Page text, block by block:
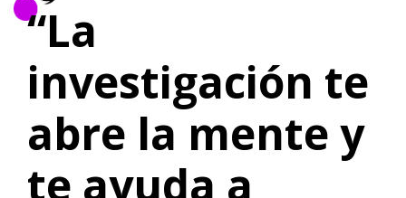
“La
investigación te
abre la mente y
te ayuda a